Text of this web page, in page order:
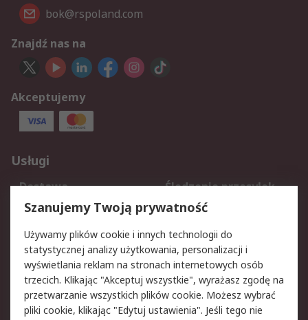
bok@rspoland.com
Znajdź nas na
Akceptujemy
Usługi
Dostawa
Śledzenie przesyłek
Reklamacje i zwroty
Rejestracja
Aspekty prawne
Bezpieczeństwo e-
maila
Polityka dotycząca
plików cookie
Szanujemy Twoją prywatność
Używamy plików cookie i innych technologii do
statystycznej analizy użytkowania, personalizacji i
wyświetlania reklam na stronach internetowych osób
trzecich. Klikając "Akceptuj wszystkie", wyrażasz zgodę na
przetwarzanie wszystkich plików cookie. Możesz wybrać
pliki cookie, klikając "Edytuj ustawienia". Jeśli tego nie